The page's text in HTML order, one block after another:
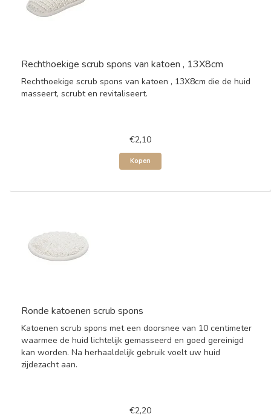
Rechthoekige scrub spons van katoen , 13X8cm
Rechthoekige scrub spons van katoen , 13X8cm die de huid
masseert, scrubt en revitaliseert.
€2,10
Kopen
Ronde katoenen scrub spons
Katoenen scrub spons met een doorsnee van 10 centimeter
waarmee de huid lichtelijk gemasseerd en goed gereinigd
kan worden. Na herhaaldelijk gebruik voelt uw huid
zijdezacht aan.
€2,20